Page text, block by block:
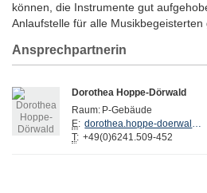
können, die Instrumente gut
Anlaufstelle für alle Musikbegeisterten
Ansprechpartnerin
Dorothea Hoppe-Dörwald
Raum: P-Gebäude
E:
dorothea.hoppe-doerwald@hs-worms.de
T: +49(0)6241.509-452